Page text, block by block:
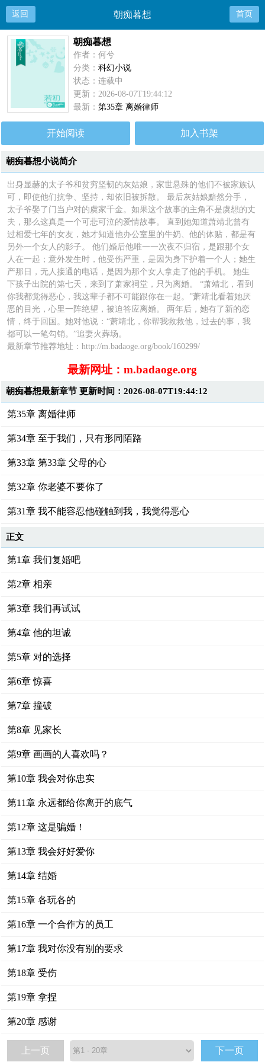
返回 朝痴暮想 首页
朝痴暮想
作者：何兮
分类：科幻小说
状态：连载中
更新：2026-08-07T19:44:12
最新：第35章 离婚律师
开始阅读 加入书架
朝痴暮想小说简介
出身显赫的太子爷和贫穷坚韧的灰姑娘，家世悬殊的他们不被家族认
可，即使他们抗争、坚持，却依旧被拆散。 最后灰姑娘黯然分手，
太子爷娶了门当户对的虞家千金。如果这个故事的主角不是虞想的丈
夫，那么这真是一个可悲可泣的爱情故事。 直到她知道萧靖北曾有
过相爱七年的女友，她才知道他办公室里的牛奶、他的体贴，都是有
另外一个女人的影子。 他们婚后他唯一一次夜不归宿，是跟那个女
人在一起；意外发生时，他受伤严重，是因为身下护着一个人；她生
产那日，无人接通的电话，是因为那个女人拿走了他的手机。 她生
下孩子出院的第七天，来到了萧家祠堂，只为离婚。 “萧靖北，看到
你我都觉得恶心，我这辈子都不可能跟你在一起。”萧靖北看着她厌
恶的目光，心里一阵绝望，被迫答应离婚。 两年后，她有了新的恋
情，终于回国。她对他说：“萧靖北，你帮我救救他，过去的事，我
都可以一笔勾销。”追妻火葬场。
最新章节推荐地址：http://m.badaoge.org/book/160299/
最新网址：m.badaoge.org
朝痴暮想最新章节 更新时间：2026-08-07T19:44:12
第35章 离婚律师
第34章 至于我们，只有形同陌路
第33章 第33章 父母的心
第32章 你老婆不要你了
第31章 我不能容忍他碰触到我，我觉得恶心
正文
第1章 我们复婚吧
第2章 相亲
第3章 我们再试试
第4章 他的坦诚
第5章 对的选择
第6章 惊喜
第7章 撞破
第8章 见家长
第9章 画画的人喜欢吗？
第10章 我会对你忠实
第11章 永远都给你离开的底气
第12章 这是骗婚！
第13章 我会好好爱你
第14章 结婚
第15章 各玩各的
第16章 一个合作方的员工
第17章 我对你没有别的要求
第18章 受伤
第19章 拿捏
第20章 感谢
上一页 下一页